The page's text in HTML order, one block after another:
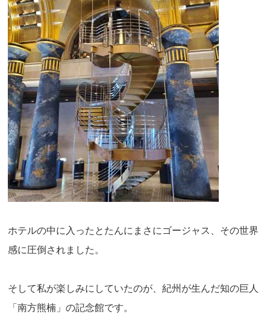
ホテルの中に入ったとたんにまさにゴージャス、その世界
感に圧倒されました。
そして私が楽しみにしていたのが、紀州が生んだ知の巨人
「南方熊楠」の記念館です。